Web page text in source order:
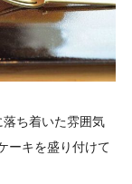
ち着いた雰囲気
ーキを盛り付けて